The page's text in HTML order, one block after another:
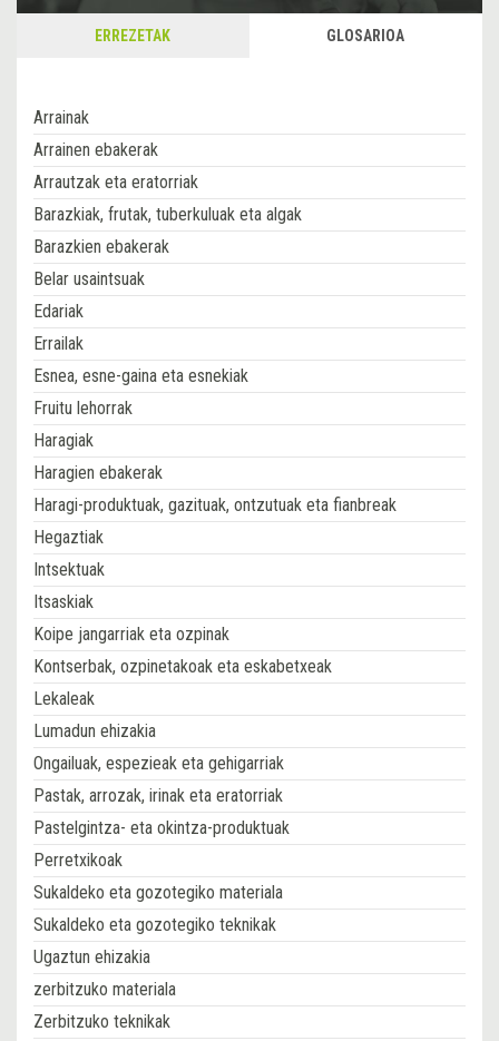
ERREZETAK GLOSARIOA
Arrainak
Arrainen ebakerak
Arrautzak eta eratorriak
Barazkiak, frutak, tuberkuluak eta algak
Barazkien ebakerak
Belar usaintsuak
Edariak
Errailak
Esnea, esne-gaina eta esnekiak
Fruitu lehorrak
Haragiak
Haragien ebakerak
Haragi-produktuak, gazituak, ontzutuak eta fianbreak
Hegaztiak
Intsektuak
Itsaskiak
Koipe jangarriak eta ozpinak
Kontserbak, ozpinetakoak eta eskabetxeak
Lekaleak
Lumadun ehizakia
Ongailuak, espezieak eta gehigarriak
Pastak, arrozak, irinak eta eratorriak
Pastelgintza- eta okintza-produktuak
Perretxikoak
Sukaldeko eta gozotegiko materiala
Sukaldeko eta gozotegiko teknikak
Ugaztun ehizakia
zerbitzuko materiala
Zerbitzuko teknikak